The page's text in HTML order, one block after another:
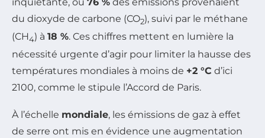
du dioxyde de carbone (CO2), suivi par le méthane
(CH4) à 18 %. Ces chiffres mettent en lumière la
nécessité urgente d’agir pour limiter la hausse des
températures mondiales à moins de +2 °C d’ici
2100, comme le stipule l’Accord de Paris.
À l’échelle mondiale, les émissions de gaz à effet
de serre ont mis en évidence une augmentation